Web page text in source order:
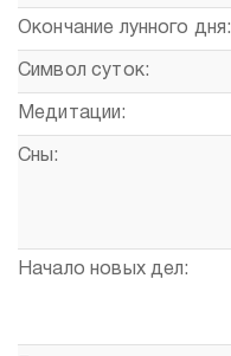
Окончание лунного дня:
Символ суток:
Медитации:
Сны:
Начало новых дел: